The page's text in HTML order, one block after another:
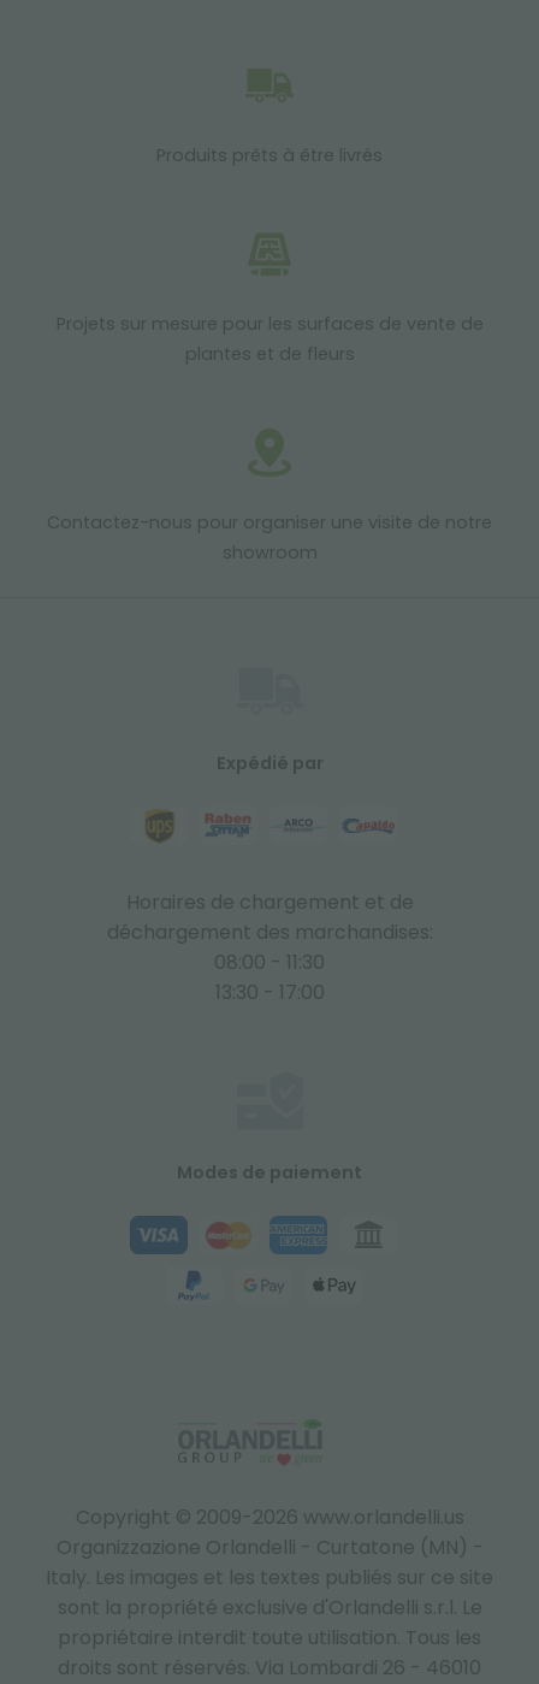
Produits prêts à être livrés
Projets sur mesure pour les surfaces de vente de
plantes et de fleurs
Contactez-nous pour organiser une visite de notre
showroom
Copyright © 2009-2026 www.orlandelli.us
Organizzazione Orlandelli - Curtatone (MN) -
Italy. Les images et les textes publiés sur ce site
sont la propriété exclusive d'Orlandelli s.r.l. Le
propriétaire interdit toute utilisation. Tous les
droits sont réservés. Via Lombardi 26 - 46010
Expédié par
Horaires de chargement et de
déchargement des marchandises:
08:00 - 11:30
13:30 - 17:00
Modes de paiement